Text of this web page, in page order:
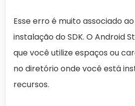
Esse erro é muito associado
instalação do SDK. O Android
que você utilize espaços ou
no diretório onde você está
recursos.